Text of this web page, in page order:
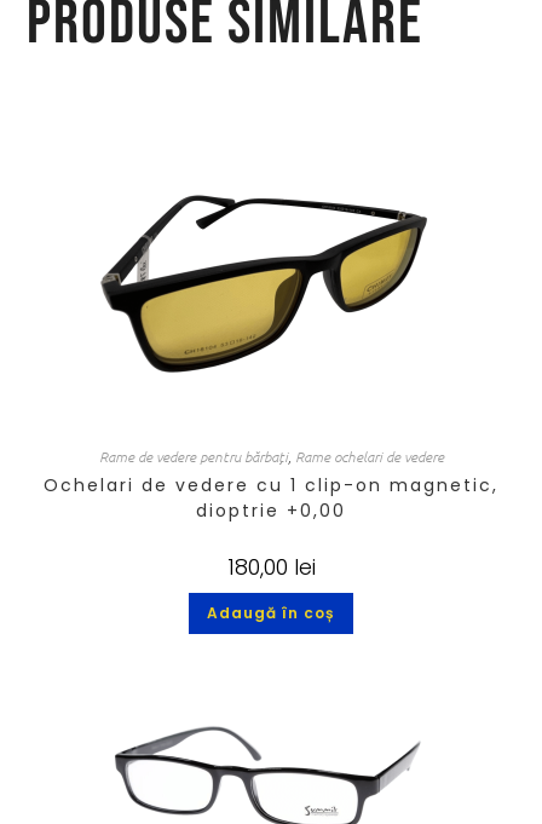
Produse similare
Rame de vedere pentru bărbați, Rame ochelari de vedere
Ochelari de vedere cu 1 clip-on magnetic,
dioptrie +0,00
180,00 lei
Adaugă în coș